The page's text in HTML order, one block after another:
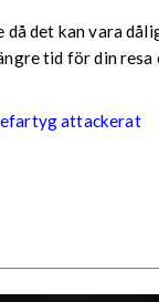
då det kan vara
tid för din resa
attackerat